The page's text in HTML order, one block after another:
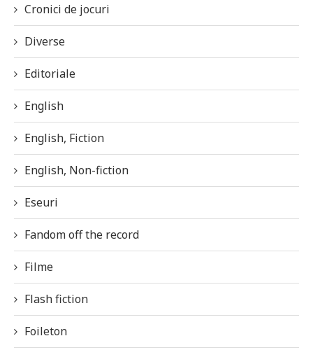
Cronici de jocuri
Diverse
Editoriale
English
English, Fiction
English, Non-fiction
Eseuri
Fandom off the record
Filme
Flash fiction
Foileton